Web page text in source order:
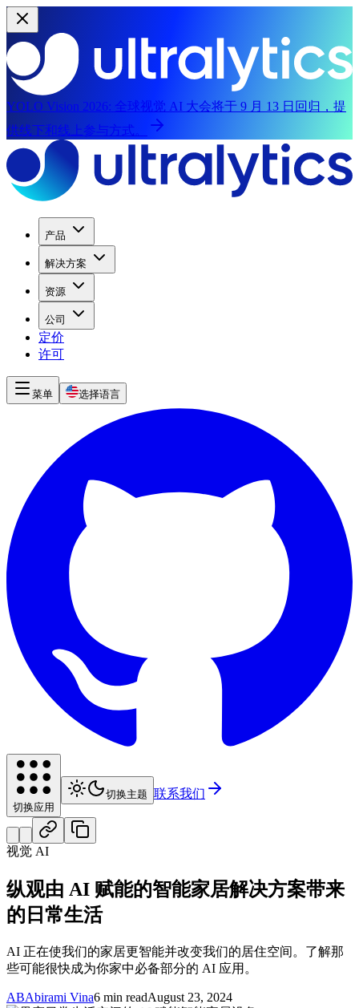
YOLO Vision 2026: 全球视觉 AI 大会将于 9 月 13 日回归，提
供线下和线上参与方式。
产品
解决方案
资源
公司
定价
许可
菜单 选择语言
切换应用
切换主题 联系我们
视觉 AI
纵观由 AI 赋能的智能家居解决方案带来
的日常生活
AI 正在使我们的家居更智能并改变我们的居住空间。了解那
些可能很快成为你家中必备部分的 AI 应用。
ABAbirami Vina6 min readAugust 23, 2024